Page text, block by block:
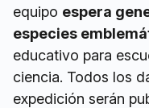
equipo espera
especies
educativo para
ciencia. Todos los
expedición serán